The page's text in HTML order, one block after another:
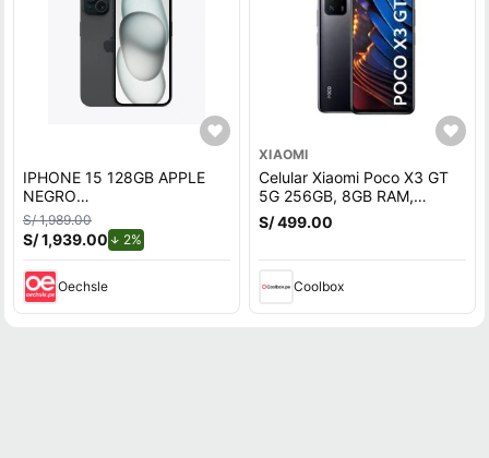
IPHONE 15 128GB APPLE
NEGRO
REACONDICIONADO
S/ 1,989.00
S/ 1,939.00 2%
Oechsle
XIAOMI
Celular Xiaomi Poco X3 GT
5G 256GB, 8GB RAM,
cámara trasera 64MP y
frontal 16MP, 6.6"", negro
S/ 499.00
Coolbox